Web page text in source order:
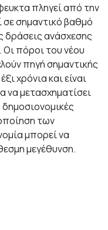
πληγεί από την
σημαντικό βαθμό
δράσεις ανάσχεσης
πόροι του νέου
πηγή σημαντικής
χρόνια και είναι
να μετασχηματίσει
των
μπορεί να
μεγέθυνση.